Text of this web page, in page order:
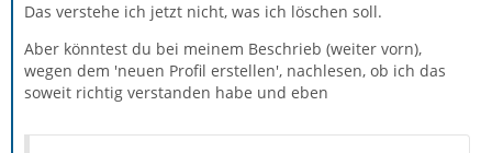
Das verstehe ich jetzt nicht, was ich löschen soll.
Aber könntest du bei meinem Beschrieb (weiter vorn),
wegen dem 'neuen Profil erstellen', nachlesen, ob ich das
soweit richtig verstanden habe und eben